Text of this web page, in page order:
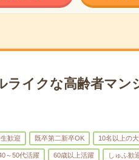
ライクな高齢者マン
歓迎 既卒第二新卒OK 10名以上の
～50代活躍 60歳以上活躍 しゅふ歓